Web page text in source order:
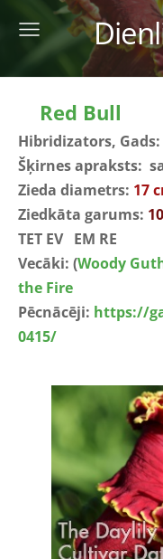
Red Bull
Hibridizators, Gads:
Šķirnes apraksts:
Zieda diametrs: 17
Ziedkāta garums:
TET EV EM RE
Vecāki: (Woody
the Fire
Pēcnācēji: https://
0415/